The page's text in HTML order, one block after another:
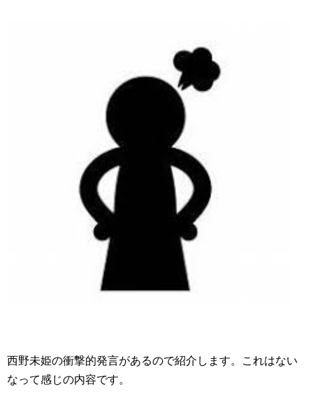
西野未姫の衝撃的発言があるので紹介します。これはない
なって感じの内容です。